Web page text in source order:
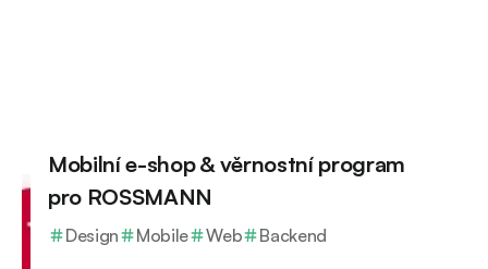
Mobilní e-shop & věrnostní program
pro ROSSMANN
Design Mobile Web Backend